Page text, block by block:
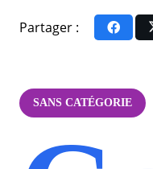
Partager :
SANS CATÉGORIE